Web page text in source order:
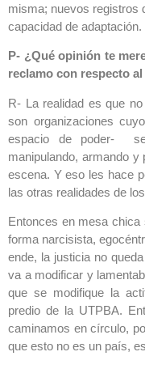
misma; nuevos registros
capacidad de adaptación.
P- ¿Qué opinión te
reclamo con respecto
R- La realidad es que
son organizaciones
espacio de poder-
manipulando, armando
escena. Y eso les hace
las otras realidades de
Entonces en mesa
forma narcisista,
ende, la justicia no
va a modificar y
que se modifique la
predio de la UTPBA.
caminamos en círculo,
que esto no es un país,